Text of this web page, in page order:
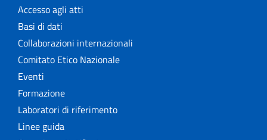
Accesso agli atti
Basi di dati
Collaborazioni internazionali
Comitato Etico Nazionale
Eventi
Formazione
Laboratori di riferimento
Linee guida